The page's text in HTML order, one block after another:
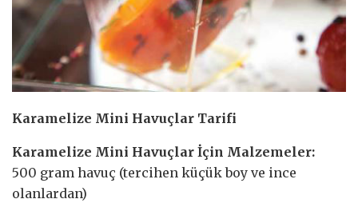
Karamelize Mini Havuçlar Tarifi
Karamelize Mini Havuçlar İçin Malzemeler:
500 gram havuç (tercihen küçük boy ve ince
olanlardan)